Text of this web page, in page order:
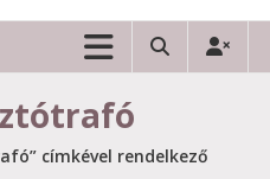
címkével rendelkező